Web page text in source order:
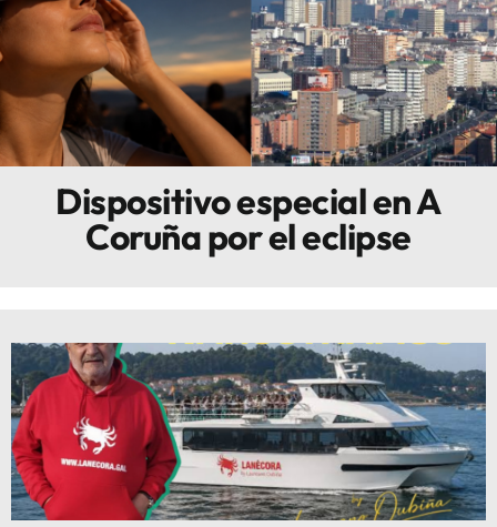
Gastronomía
Escenarios
Sostenibilidad
Innova
Dispositivo especial en A
Coruña por el eclipse